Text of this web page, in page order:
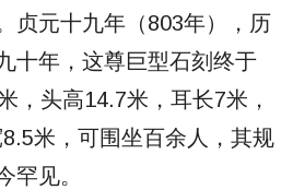
贞元十九年（803年），历
十年，这尊巨型石刻终于
，头高14.7米，耳长7米，
米，可围坐百余人，其规
罕见。